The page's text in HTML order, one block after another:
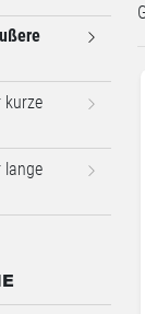
kurze
lange